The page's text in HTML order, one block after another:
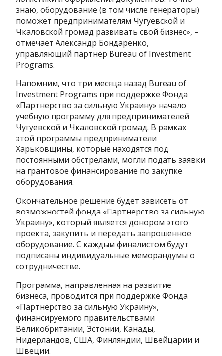
знаю, оборудование (в том числе генераторы)
поможет предпринимателям Чугуевской и
Чкаловской громад развивать свой бизнес», –
отмечает Александр Бондаренко,
управляющий партнер Bureau of Investment
Programs.
Напомним, что три месяца назад Bureau of
Investment Programs при поддержке Фонда
«Партнерство за сильную Украину» начало
учебную программу для предпринимателей
Чугуевской и Чкаловской громад. В рамках
этой программы предприниматели
Харьковщины, которые находятся под
постоянными обстрелами, могли подать заявки
на грантовое финансирование по закупке
оборудования.
Окончательное решение будет зависеть от
возможностей фонда «Партнерство за сильную
Украину», который является донором этого
проекта, закупить и передать запрошенное
оборудование. С каждым финалистом будут
подписаны индивидуальные меморандумы о
сотрудничестве.
Программа, направленная на развитие
бизнеса, проводится при поддержке Фонда
«Партнерство за сильную Украину»,
финансируемого правительствами
Великобритании, Эстонии, Канады,
Нидерландов, США, Финляндии, Швейцарии и
Швеции.